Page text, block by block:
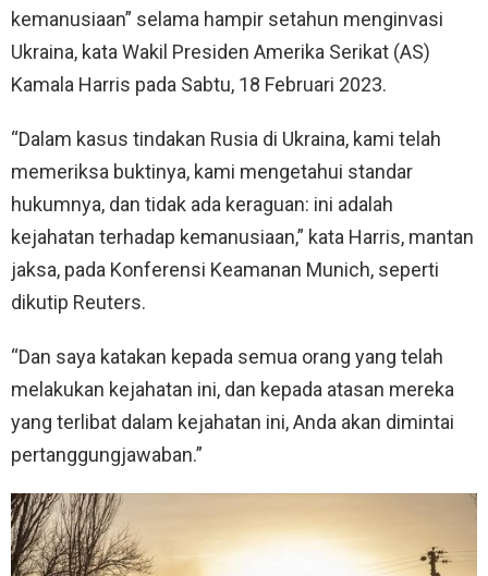
kemanusiaan” selama hampir setahun menginvasi
Ukraina, kata Wakil Presiden Amerika Serikat (AS)
Kamala Harris pada Sabtu, 18 Februari 2023.
“Dalam kasus tindakan Rusia di Ukraina, kami telah
memeriksa buktinya, kami mengetahui standar
hukumnya, dan tidak ada keraguan: ini adalah
kejahatan terhadap kemanusiaan,” kata Harris, mantan
jaksa, pada Konferensi Keamanan Munich, seperti
dikutip Reuters.
“Dan saya katakan kepada semua orang yang telah
melakukan kejahatan ini, dan kepada atasan mereka
yang terlibat dalam kejahatan ini, Anda akan dimintai
pertanggungjawaban.”